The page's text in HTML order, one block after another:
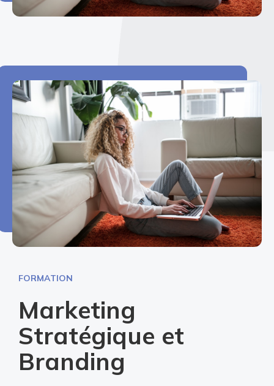
FORMATION
Marketing
Stratégique et
Branding